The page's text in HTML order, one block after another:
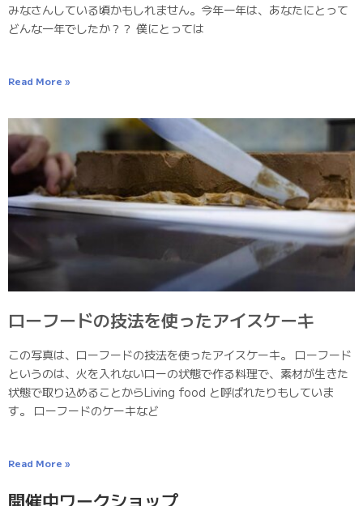
みなさんしている頃かもしれません。今年一年は、あなたにとって
どんな一年でしたか？？ 僕にとっては
Read More »
ローフードの技法を使ったアイスケーキ
この写真は、ローフードの技法を使ったアイスケーキ。 ローフード
というのは、火を入れないローの状態で作る料理で、素材が生きた
状態で取り込めることからLiving food と呼ばれたりもしていま
す。 ローフードのケーキなど
Read More »
開催中ワークショップ